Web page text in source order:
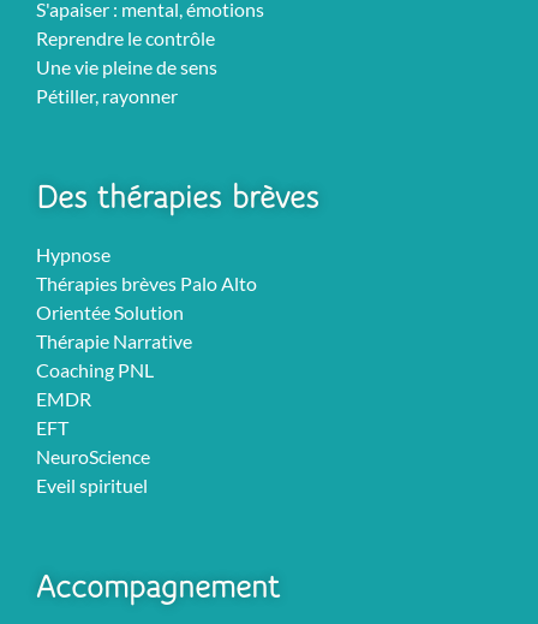
S'apaiser : mental, émotions
Reprendre le contrôle
Une vie pleine de sens
Pétiller, rayonner
Des thérapies brèves
Hypnose
Thérapies brèves Palo Alto
Orientée Solution
Thérapie Narrative
Coaching PNL
EMDR
EFT
NeuroScience
Eveil spirituel
Accompagnement